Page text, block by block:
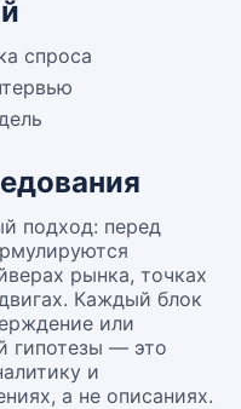
спроса
подход: перед
рынка, точках
Каждый блок
или
гипотезы — это
и
а не описаниях.